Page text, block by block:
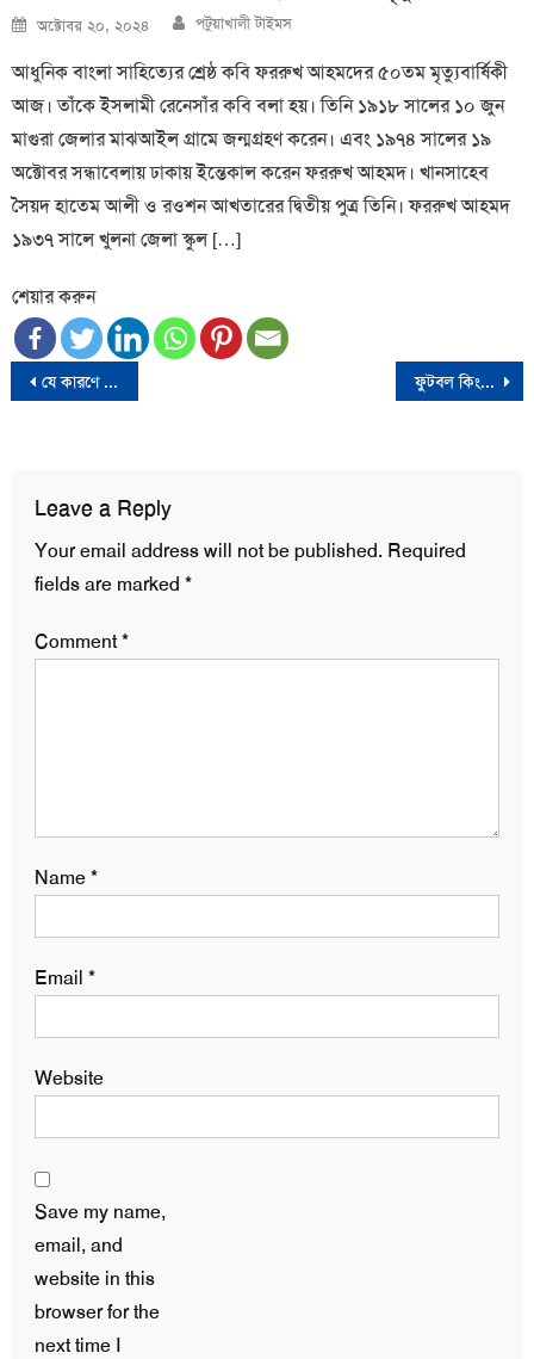
Posted
on
অক্টোবর ২০, ২০২৪ Author
পটুয়াখালী টাইমস
আধুনিক বাংলা সাহিত্যের শ্রেষ্ঠ কবি ফররুখ আহমদের ৫০তম মৃত্যুবার্ষিকী
আজ। তাঁকে ইসলামী রেনেসাঁর কবি বলা হয়। তিনি ১৯১৮ সালের ১০ জুন
মাগুরা জেলার মাঝআইল গ্রামে জন্মগ্রহণ করেন। এবং ১৯৭৪ সালের ১৯
অক্টোবর সন্ধাবেলায় ঢাকায় ইন্তেকাল করেন ফররুখ আহমদ। খানসাহেব
সৈয়দ হাতেম আলী ও রওশন আখতারের দ্বিতীয় পুত্র তিনি। ফররুখ আহমদ
১৯৩৭ সালে খুলনা জেলা স্কুল […]
শেয়ার করুন
Post
যে কারণে সামুদ জাতির বসবাসের এলাকায় যেতে নিষেধ করেছেন মহানবী (সা.) ফুটবল কিংবদন্তি ম্যারাডোনার জার্সি নিলামে
Leave a Reply
Your email address will not be published. Required
fields are marked *
Comment*
Name*
Email *
Website
Save my name,
email, and
website in this
browser for the
next time I